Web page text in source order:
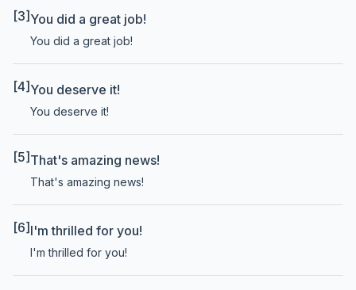
[3] You did a great job!
You did a great job!
[4] You deserve it!
You deserve it!
[5] That's amazing news!
That's amazing news!
[6] I'm thrilled for you!
I'm thrilled for you!